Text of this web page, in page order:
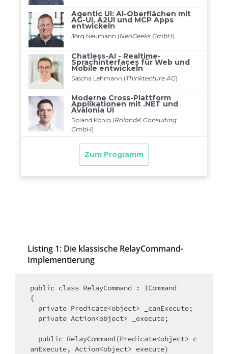
Listing 1: Die klassische RelayCommand-
Implementierung
public class RelayCommand : ICommand
{
anExecute, Action<object> execute)